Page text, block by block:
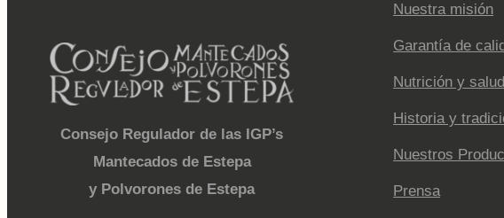
Consejo Regulador de las IGP’s
Mantecados de Estepa
y Polvorones de Estepa
Nuestra misión
Garantía de
Nutrición y salud
Historia y
Nuestros
Prensa